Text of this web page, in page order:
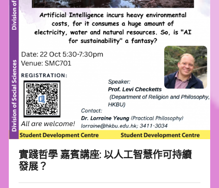
實踐哲學 嘉賓講座: 以人工智慧作可持續
發展？